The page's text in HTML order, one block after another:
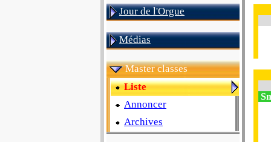
Jour de l'Orgue
Médias
Master classes
Liste
Annoncer
Archives